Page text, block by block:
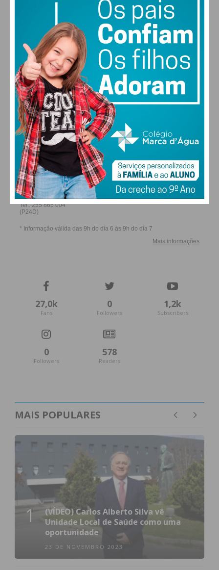
QUI SEX
29°
SÁB
28
DOM
FARMACIAS DE SERVIÇO EM PAÇOS DE
FERREIRA
27,0k
Fans
0
Followers
1,2k
Subscribers
0
Followers
578
Readers
MAIS POPULARES
1
(VÍDEO) Carlos Alberto Silva vê
Unidade Local de Saúde como uma
oportunidade
23 DE NOVEMBRO 2023